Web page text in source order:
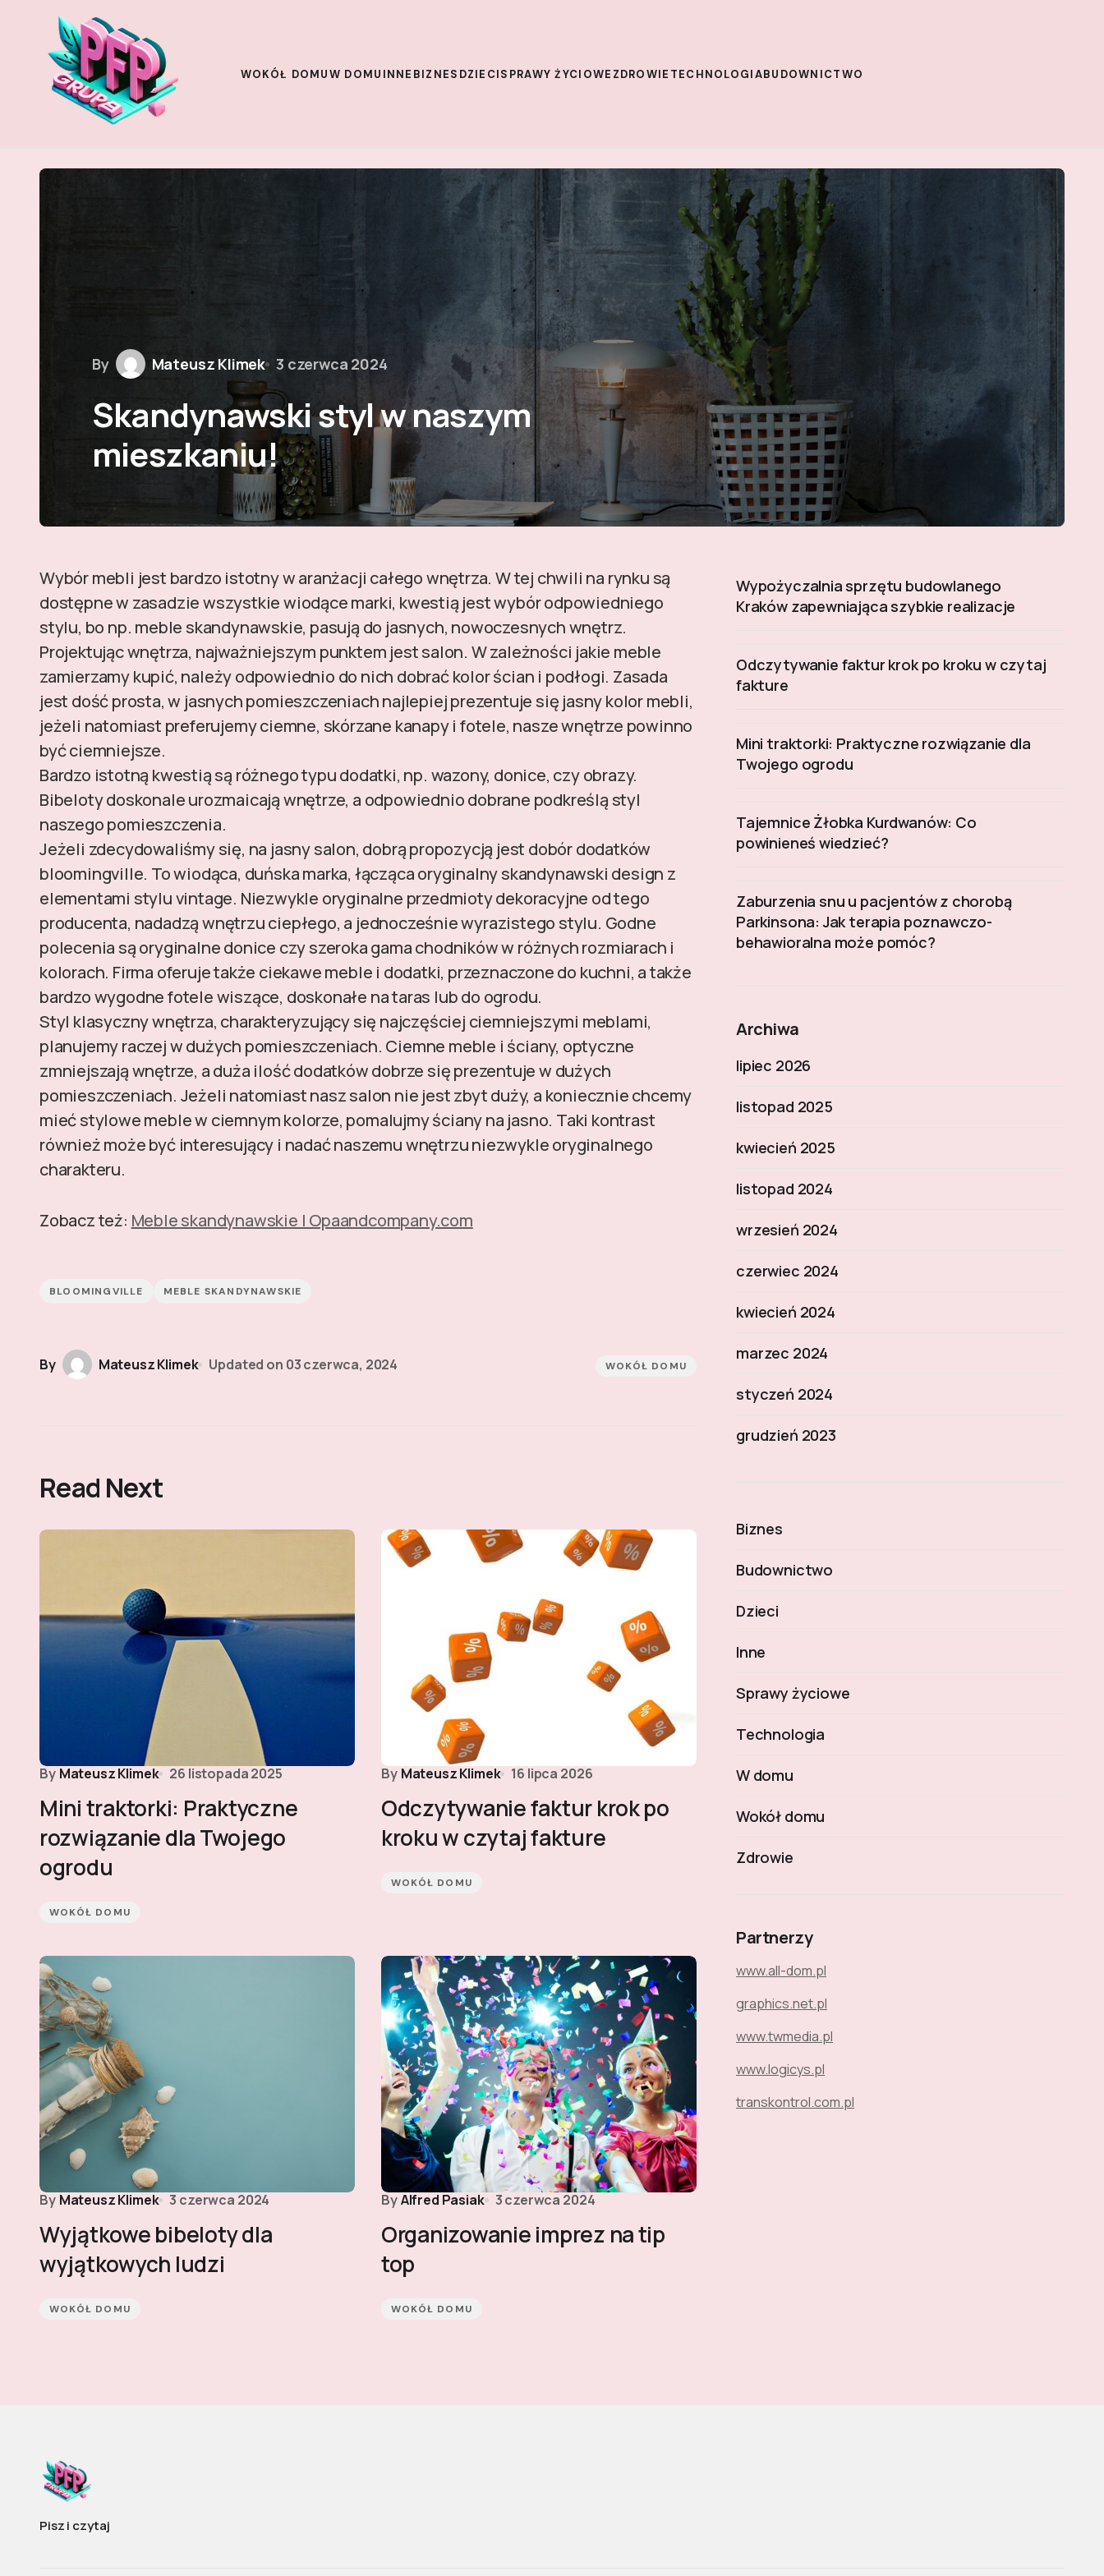
WOKÓŁ DOMUW DOMU INNE BIZNES DZIECISPRAWY ŻYCIOWE ZDROWIE TECHNOLOGIABUDOWNICTWO
By Mateusz Klimek 3 czerwca 2024
Skandynawski styl w naszym
mieszkaniu!
Wybór mebli jest bardzo istotny w aranżacji całego wnętrza. W tej chwili na rynku są
dostępne w zasadzie wszystkie wiodące marki, kwestią jest wybór odpowiedniego
stylu, bo np. meble skandynawskie, pasują do jasnych, nowoczesnych wnętrz.
Projektując wnętrza, najważniejszym punktem jest salon. W zależności jakie meble
zamierzamy kupić, należy odpowiednio do nich dobrać kolor ścian i podłogi. Zasada
jest dość prosta, w jasnych pomieszczeniach najlepiej prezentuje się jasny kolor mebli,
jeżeli natomiast preferujemy ciemne, skórzane kanapy i fotele, nasze wnętrze powinno
być ciemniejsze.
Bardzo istotną kwestią są różnego typu dodatki, np. wazony, donice, czy obrazy.
Bibeloty doskonale urozmaicają wnętrze, a odpowiednio dobrane podkreślą styl
naszego pomieszczenia.
Jeżeli zdecydowaliśmy się, na jasny salon, dobrą propozycją jest dobór dodatków
bloomingville. To wiodąca, duńska marka, łącząca oryginalny skandynawski design z
elementami stylu vintage. Niezwykle oryginalne przedmioty dekoracyjne od tego
producenta, nadadzą wnętrzu ciepłego, a jednocześnie wyrazistego stylu. Godne
polecenia są oryginalne donice czy szeroka gama chodników w różnych rozmiarach i
kolorach. Firma oferuje także ciekawe meble i dodatki, przeznaczone do kuchni, a także
bardzo wygodne fotele wiszące, doskonałe na taras lub do ogrodu.
Styl klasyczny wnętrza, charakteryzujący się najczęściej ciemniejszymi meblami,
planujemy raczej w dużych pomieszczeniach. Ciemne meble i ściany, optyczne
zmniejszają wnętrze, a duża ilość dodatków dobrze się prezentuje w dużych
pomieszczeniach. Jeżeli natomiast nasz salon nie jest zbyt duży, a koniecznie chcemy
mieć stylowe meble w ciemnym kolorze, pomalujmy ściany na jasno. Taki kontrast
również może być interesujący i nadać naszemu wnętrzu niezwykle oryginalnego
charakteru.
Zobacz też: Meble skandynawskie | Opaandcompany.com
BLOOMINGVILLE MEBLE SKANDYNAWSKIE
By Mateusz Klimek Updated on 03 czerwca, 2024 WOKÓŁ DOMU
Read Next
By Mateusz Klimek 26 listopada 2025
Mini traktorki: Praktyczne
rozwiązanie dla Twojego
ogrodu
WOKÓŁ DOMU
By Mateusz Klimek 16 lipca 2026
Odczytywanie faktur krok po
kroku w czytaj fakture
WOKÓŁ DOMU
By Mateusz Klimek 3 czerwca 2024
Wyjątkowe bibeloty dla
wyjątkowych ludzi
WOKÓŁ DOMU
ByAlfred Pasiak 3 czerwca 2024
Organizowanie imprez na tip
top
WOKÓŁ DOMU
Wypożyczalnia sprzętu budowlanego
Kraków zapewniająca szybkie realizacje
Odczytywanie faktur krok po kroku w czytaj
fakture
Mini traktorki: Praktyczne rozwiązanie dla
Twojego ogrodu
Tajemnice Żłobka Kurdwanów: Co
powinieneś wiedzieć?
Zaburzenia snu u pacjentów z chorobą
Parkinsona: Jak terapia poznawczo-
behawioralna może pomóc?
Archiwa
lipiec 2026
listopad 2025
kwiecień 2025
listopad 2024
wrzesień 2024
czerwiec 2024
kwiecień 2024
marzec 2024
styczeń 2024
grudzień 2023
Biznes
Budownictwo
Dzieci
Inne
Sprawy życiowe
Technologia
W domu
Wokół domu
Zdrowie
Partnerzy
www.all-dom.pl
graphics.net.pl
www.twmedia.pl
www.logicys.pl
transkontrol.com.pl
Pisz i czytaj